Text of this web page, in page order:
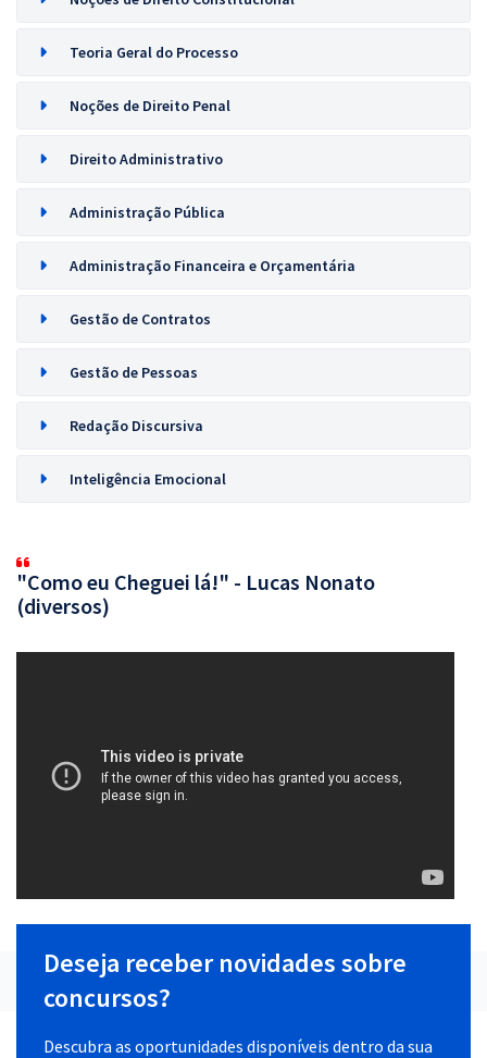
Teoria Geral do Processo
Noções de Direito Penal
Direito Administrativo
Administração Pública
Administração Financeira e Orçamentária
Gestão de Contratos
Gestão de Pessoas
Redação Discursiva
Inteligência Emocional
"Como eu Cheguei lá!" - Lucas Nonato
(diversos)
Deseja receber novidades sobre
concursos?
Descubra as oportunidades disponíveis dentro da sua